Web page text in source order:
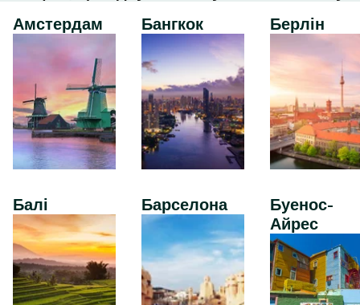
Амстердам
Балі
Бангкок
Барселона
Берлін
Буенос-
Айрес